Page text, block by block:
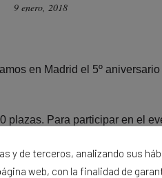
9 enero, 2018
en Madrid el 5º aniversario
plazas. Para participar en el
formulario. Si sois más de un
noche confirmaremos por
y de terceros, analizando sus
web, con la finalidad de